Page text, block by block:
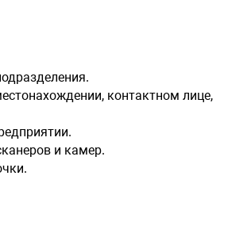
SM08
отдельных
Поиск
Модуль
контактном лице,
и камер.